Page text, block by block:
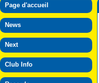
Page d'accueil
News
Next
Club Info